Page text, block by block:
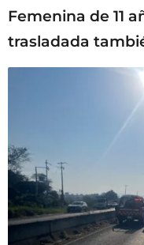
Femenina de 11
trasladada